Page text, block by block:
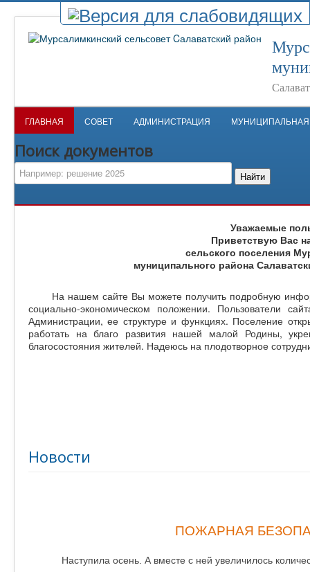
ГЛАВНАЯ СОВЕТ АДМИНИСТРАЦИЯ
Поиск документов
Найти
Уважаемые
Приветствую Вас
сельского поселения
муниципального района
На нашем сайте Вы можете получить подробную
социально-экономическом положении. Пользователи
Администрации, ее структуре и функциях. Поселение
работать на благо развития нашей малой Родины,
благосостояния жителей. Надеюсь на плодотворное
Новости
ПОЖАРНАЯ
Наступила осень. А вместе с ней увеличилось